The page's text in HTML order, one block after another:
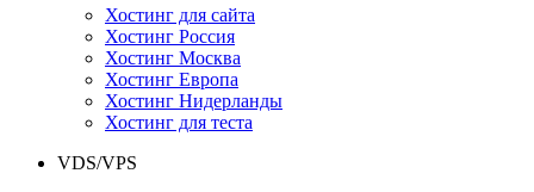
Хостинг для сайта
Хостинг Россия
Хостинг Москва
Хостинг Европа
Хостинг Нидерланды
Хостинг для теста
VDS/VPS